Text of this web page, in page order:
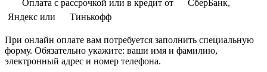
Оплата с рассрочкой или в кредит от
СберБанк,
Яндекс или
Тинькофф
При онлайн оплате вам потребуется заполнить специальную
форму. Обязательно укажите: ваши имя и фамилию,
электронный адрес и номер телефона.